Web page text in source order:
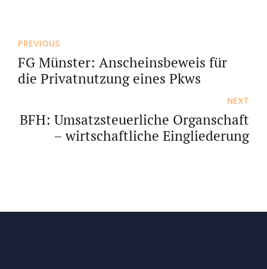
PREVIOUS
FG Münster: Anscheinsbeweis für
die Privatnutzung eines Pkws
NEXT
BFH: Umsatzsteuerliche Organschaft
– wirtschaftliche Eingliederung